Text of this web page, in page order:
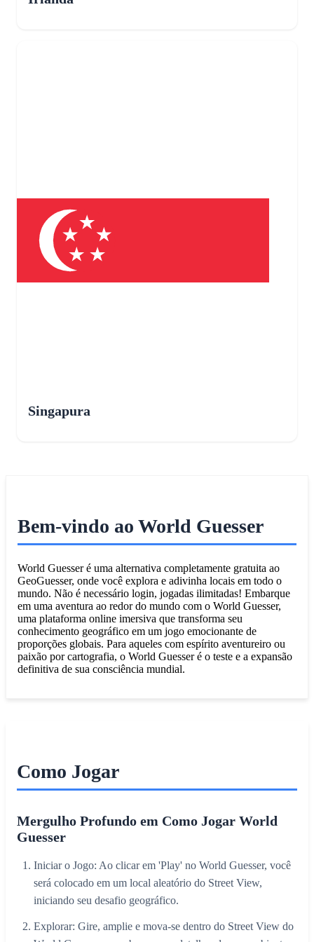
Singapura
Bem-vindo ao World Guesser
World Guesser é uma alternativa completamente gratuita ao
GeoGuesser, onde você explora e adivinha locais em todo o
mundo. Não é necessário login, jogadas ilimitadas! Embarque
em uma aventura ao redor do mundo com o World Guesser,
uma plataforma online imersiva que transforma seu
conhecimento geográfico em um jogo emocionante de
proporções globais. Para aqueles com espírito aventureiro ou
paixão por cartografia, o World Guesser é o teste e a expansão
definitiva de sua consciência mundial.
Como Jogar
Mergulho Profundo em Como Jogar World
Guesser
Iniciar o Jogo: Ao clicar em 'Play' no World Guesser, você
será colocado em um local aleatório do Street View,
iniciando seu desafio geográfico.
Explorar: Gire, amplie e mova-se dentro do Street View do